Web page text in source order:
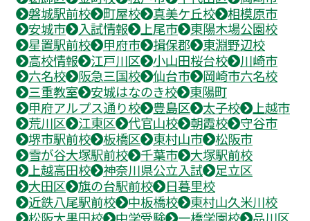
磐城駅前校
町屋校 真美ケ丘校
相模原市
安城市
入試情報 上尾市
東陽木場公園校
星置駅前校
甲府市 揖保郡
東淵野辺校
高校情報
江戸川区 小山田桜台校
川崎市
六名校
阪急三国校 仙台市
岡崎市六名校
三重教室
安城はなのき校
東陽町
甲府アルプス通り校
豊島区 太子校
上越市
荒川区
江東区 代官山校 朝霞校
守谷市
堺市駅前校
板橋区 東村山市
松阪市
雪が谷大塚駅前校
千葉市
大塚駅前校
上越高田校
神奈川県公立入試
足立区
大田区
旗の台駅前校
日暮里校
近鉄八尾駅前校
中板橋校
東村山久米川校
松阪大黒田校
中学受験 一橋学園校
品川区